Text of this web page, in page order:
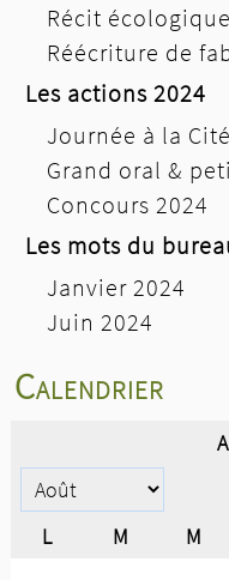
Récit écologique
Réécriture de
Les actions 2024
Journée à la Cité
Grand oral &
Concours 2024
Les mots du
Janvier 2024
Juin 2024
Calendrier